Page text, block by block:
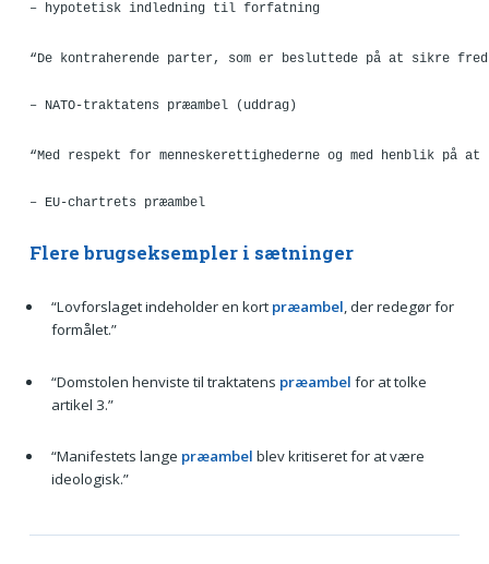
– hypotetisk indledning til forfatning
“De kontraherende parter, som er besluttede på at sikre
– NATO-traktatens præambel (uddrag)
“Med respekt for menneskerettighederne og med henblik på
– EU-chartrets præambel
Flere brugseksempler i sætninger
“Lovforslaget indeholder en kort præambel, der redegør for
formålet.”
“Domstolen henviste til traktatens præambel for at tolke
artikel 3.”
“Manifestets lange præambel blev kritiseret for at være
ideologisk.”